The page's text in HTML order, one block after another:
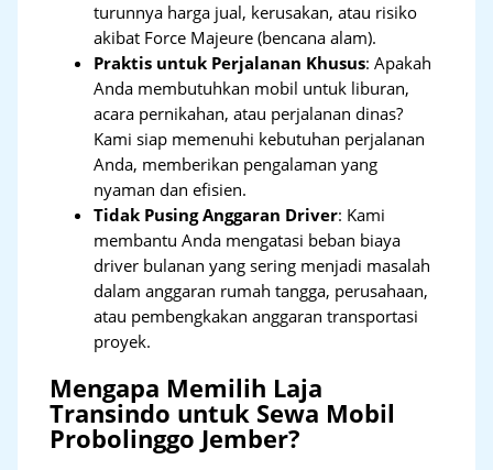
turunnya harga jual, kerusakan, atau risiko
akibat Force Majeure (bencana alam).
Praktis untuk Perjalanan Khusus: Apakah
Anda membutuhkan mobil untuk liburan,
acara pernikahan, atau perjalanan dinas?
Kami siap memenuhi kebutuhan perjalanan
Anda, memberikan pengalaman yang
nyaman dan efisien.
Tidak Pusing Anggaran Driver: Kami
membantu Anda mengatasi beban biaya
driver bulanan yang sering menjadi masalah
dalam anggaran rumah tangga, perusahaan,
atau pembengkakan anggaran transportasi
proyek.
Mengapa Memilih Laja
Transindo untuk Sewa Mobil
Probolinggo Jember?